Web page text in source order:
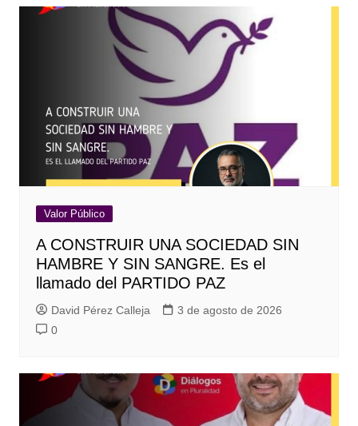
Valor Público
A CONSTRUIR UNA SOCIEDAD SIN
HAMBRE Y SIN SANGRE. Es el
llamado del PARTIDO PAZ
David Pérez Calleja
3 de agosto de 2026
0